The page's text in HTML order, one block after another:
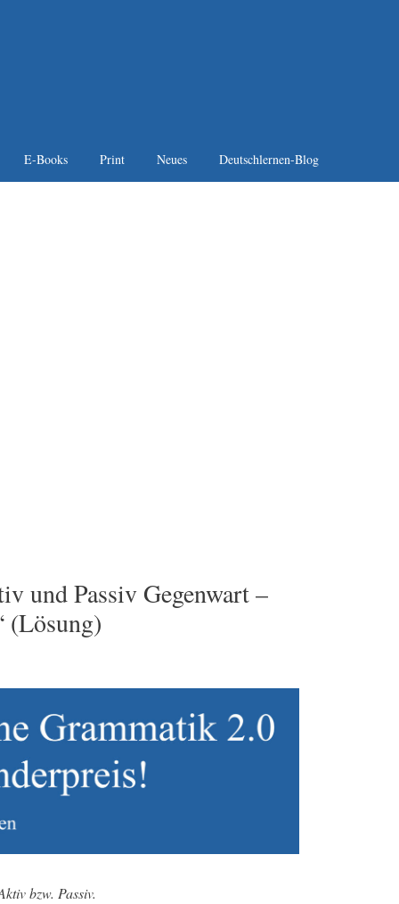
E-Books Print Neues Deutschlernen-Blog
und Passiv Gegenwart –
(Lösung)
bzw. Passiv.